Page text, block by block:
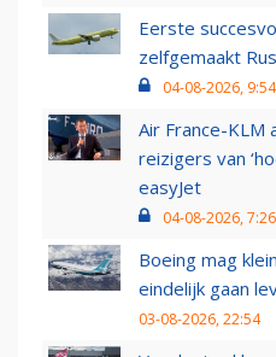
Eerste
zelfgemaakt
04-08-2026, 9:54
Air France-KLM
reizigers van
easyJet
04-08-2026, 7:26
Boeing mag
eindelijk gaan
03-08-2026, 22:54